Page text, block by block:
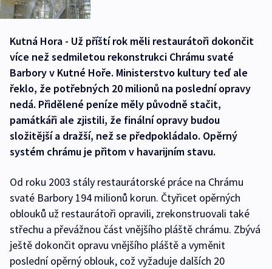
Kutná Hora - Už příští rok měli restaurátoři dokončit
více než sedmiletou rekonstrukci Chrámu svaté
Barbory v Kutné Hoře. Ministerstvo kultury teď ale
řeklo, že potřebných 20 milionů na poslední opravy
nedá. Přidělené peníze měly původně stačit,
památkáři ale zjistili, že finální opravy budou
složitější a dražší, než se předpokládalo. Opěrný
systém chrámu je přitom v havarijním stavu.
Od roku 2003 stály restaurátorské práce na Chrámu
svaté Barbory 194 milionů korun. Čtyřicet opěrných
oblouků už restaurátoři opravili, zrekonstruovali také
střechu a převážnou část vnějšího pláště chrámu. Zbývá
ještě dokončit opravu vnějšího pláště a vyměnit
poslední opěrný oblouk, což vyžaduje dalších 20